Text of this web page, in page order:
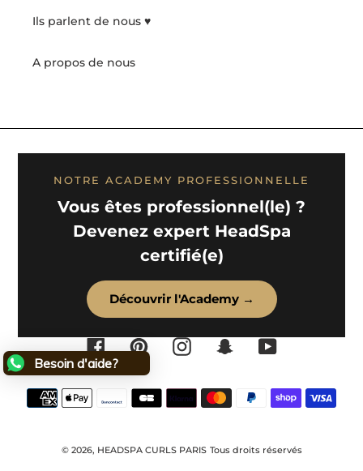
Ils parlent de nous ♥️
A propos de nous
NOTRE ACADEMY PROFESSIONNELLE
Vous êtes professionnel(le) ?
Devenez expert HeadSpa
certifié(e)
Découvrir l'Academy →
FacebookPinterestInstagramSnapchatYouTube
Moyens
de
© 2026, HEADSPA CURLS PARIS Tous droits réservés
Besoin d'aide?